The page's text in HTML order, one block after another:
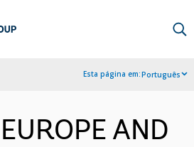
Esta página em:Português
AND